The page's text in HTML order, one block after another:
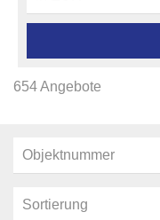
654 Angebote